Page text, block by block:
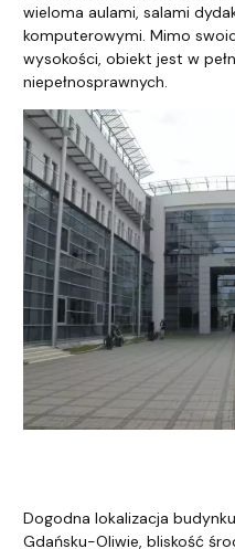
wieloma aulami, salami
komputerowymi. Mimo
wysokości, obiekt jest w
niepełnosprawnych.
Tekst uzupełniający
Dogodna lokalizacja
Gdańsku-Oliwie, bliskość